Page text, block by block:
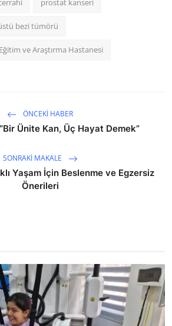
prostat kanseri
bezi tümörü
ve Araştırma Hastanesi
ÖNCEKI HABER
Ünite Kan, Üç Hayat Demek”
SONRAKI MAKALE
Yaşam İçin Beslenme ve Egzersiz
Önerileri